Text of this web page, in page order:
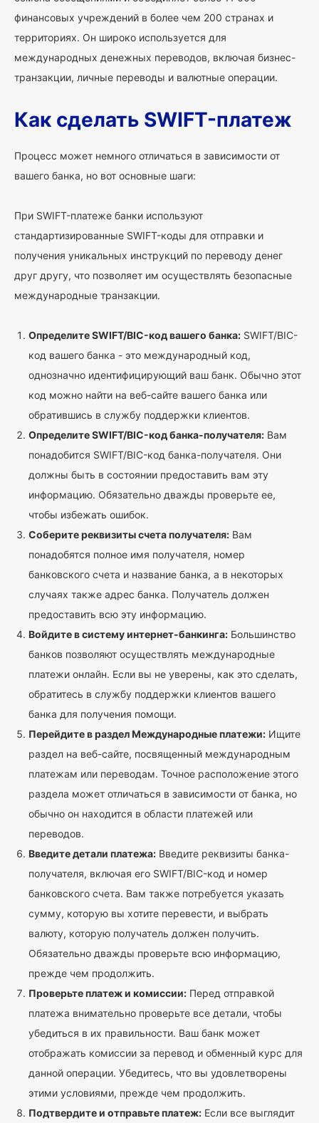
финансовых учреждений в более чем 200 странах и
территориях. Он широко используется для
международных денежных переводов, включая бизнес-
транзакции, личные переводы и валютные операции.
Как сделать SWIFT-платеж
Процесс может немного отличаться в зависимости от
вашего банка, но вот основные шаги:
При SWIFT-платеже банки используют
стандартизированные SWIFT-коды для отправки и
получения уникальных инструкций по переводу денег
друг другу, что позволяет им осуществлять безопасные
международные транзакции.
Определите SWIFT/BIC-код вашего банка: SWIFT/BIC-
код вашего банка - это международный код,
однозначно идентифицирующий ваш банк. Обычно этот
код можно найти на веб-сайте вашего банка или
обратившись в службу поддержки клиентов.
Определите SWIFT/BIC-код банка-получателя: Вам
понадобится SWIFT/BIC-код банка-получателя. Они
должны быть в состоянии предоставить вам эту
информацию. Обязательно дважды проверьте ее,
чтобы избежать ошибок.
Соберите реквизиты счета получателя: Вам
понадобятся полное имя получателя, номер
банковского счета и название банка, а в некоторых
случаях также адрес банка. Получатель должен
предоставить всю эту информацию.
Войдите в систему интернет-банкинга: Большинство
банков позволяют осуществлять международные
платежи онлайн. Если вы не уверены, как это сделать,
обратитесь в службу поддержки клиентов вашего
банка для получения помощи.
Перейдите в раздел Международные платежи: Ищите
раздел на веб-сайте, посвященный международным
платежам или переводам. Точное расположение этого
раздела может отличаться в зависимости от банка, но
обычно он находится в области платежей или
переводов.
Введите детали платежа: Введите реквизиты банка-
получателя, включая его SWIFT/BIC-код и номер
банковского счета. Вам также потребуется указать
сумму, которую вы хотите перевести, и выбрать
валюту, которую получатель должен получить.
Обязательно дважды проверьте всю информацию,
прежде чем продолжить.
Проверьте платеж и комиссии: Перед отправкой
платежа внимательно проверьте все детали, чтобы
убедиться в их правильности. Ваш банк может
отображать комиссии за перевод и обменный курс для
данной операции. Убедитесь, что вы удовлетворены
этими условиями, прежде чем продолжить.
Подтвердите и отправьте платеж: Если все выглядит